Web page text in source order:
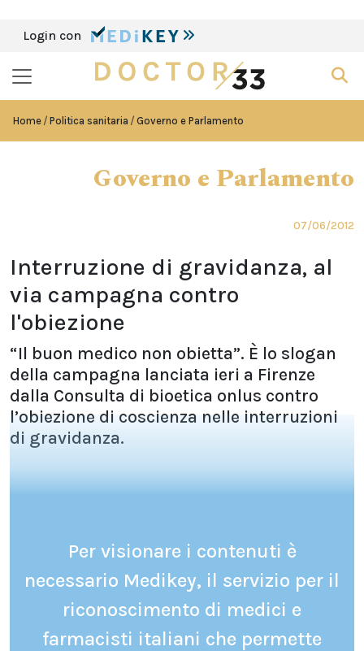
Login con
Home Politica sanitaria Governo e Parlamento
Governo e Parlamento
07/06/2012
Interruzione di gravidanza, al
via campagna contro
l'obiezione
“Il buon medico non obietta”. È lo slogan
della campagna lanciata ieri a Firenze
dalla Consulta di bioetica onlus contro
l’obiezione di coscienza nelle interruzioni
di gravidanza.
Per visionare i contenuti è
necessario Medikey, il servizio per il
riconoscimento di medici e
farmacisti italiani che permette